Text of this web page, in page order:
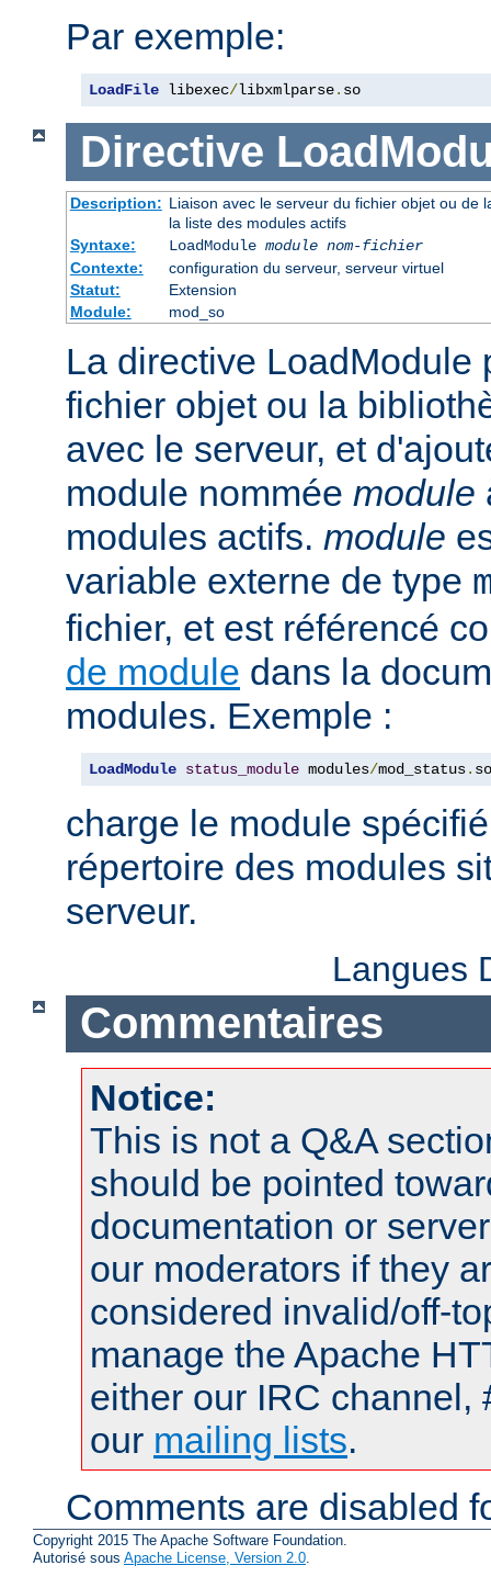
Par exemple:
LoadFile libexec/libxmlparse. so
Directive
Description: Liaison avec le serveur du fichier objet ou de
la liste des modules actifs
Syntaxe:
LoadModule module nom-fichier
Contexte:
configuration du serveur, serveur virtuel
Statut:
Extension
Module:
mod_so
La directive LoadModule
fichier objet ou la
avec le serveur, et
module nommée module
modules actifs. module
variable externe de type
fichier, et est référencé
de module dans la
modules. Exemple :
LoadModule status_module modules/mod_status. so
charge le module
répertoire des modules
serveur.
Langues
Commentaires
Notice:
This is not a Q&A
should be pointed
documentation or
our moderators if they
considered invalid/off-
manage the Apache
either our IRC channel,
our mailing lists.
Comments are disabled
Copyright 2015 The Apache Software Foundation.
Autorisé sous Apache License, Version 2.0.